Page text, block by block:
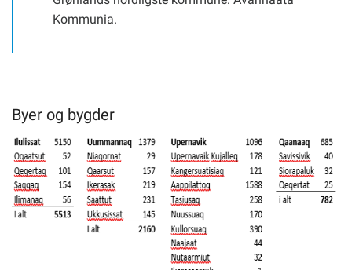
Kommunia.
Byer og bygder